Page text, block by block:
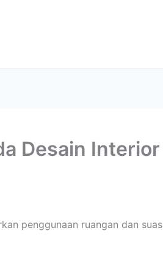
Desain
penggunaan ruangan dan